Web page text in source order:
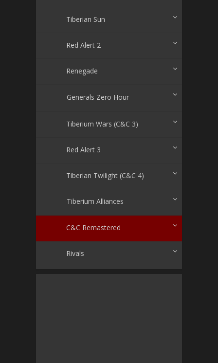
Tiberian Sun
Red Alert 2
Renegade
Generals Zero Hour
Tiberium Wars (C&C 3)
Red Alert 3
Tiberian Twilight (C&C 4)
Tiberium Alliances
C&C Remastered
Rivals